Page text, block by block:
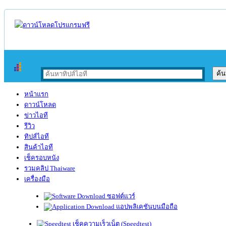
หน้าแรก
ดาวน์โหลด
ข่าวไอที
รีวิว
ทิปส์ไอที
สินค้าไอที
เช็ครอบหนัง
รวมคลิป Thaiware
เครื่องมือ
ซอฟต์แวร์
แอปพลิเคชันบนมือถือ
เช็คความเร็วเน็ต (Speedtest)